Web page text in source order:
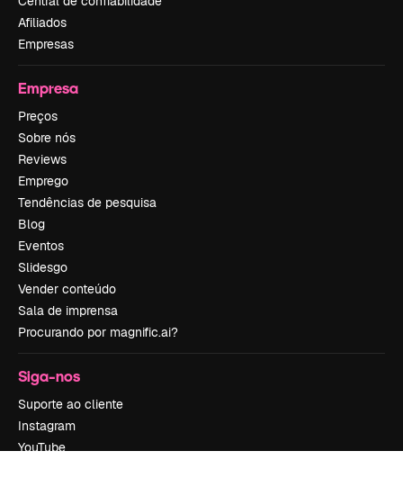
Afiliados
Empresas
Empresa
Preços
Sobre nós
Reviews
Emprego
Tendências de pesquisa
Blog
Eventos
Slidesgo
Vender conteúdo
Sala de imprensa
Procurando por magnific.ai?
Siga-nos
Suporte ao cliente
Instagram
YouTube